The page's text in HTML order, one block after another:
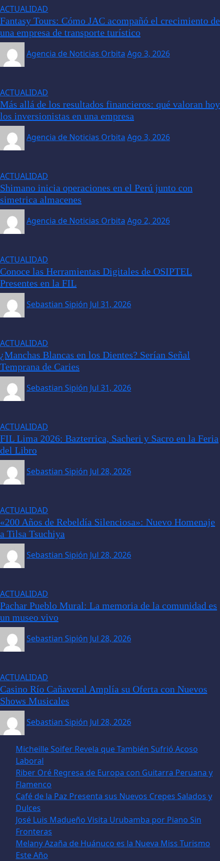
ACTUALIDAD
Fantasy Tours: Cómo JAC acompañó el crecimiento de
una empresa de transporte turístico
Agencia de Noticias Orbita Ago 3, 2026
ACTUALIDAD
Más allá de los resultados financieros: qué valoran hoy
los inversionistas en una empresa
Agencia de Noticias Orbita Ago 3, 2026
ACTUALIDAD
Shimano inicia operaciones en el Perú junto con
simetrica almacenes
Agencia de Noticias Orbita Ago 2, 2026
ACTUALIDAD
Conoce las Herramientas Digitales de OSIPTEL
Presentes en la FIL
Sebastian Sipión Jul 31, 2026
ACTUALIDAD
¿Manchas Blancas en los Dientes? Serían Señal
Temprana de Caries
Sebastian Sipión Jul 31, 2026
ACTUALIDAD
FIL Lima 2026: Bazterrica, Sacheri y Sacro en la Feria
del Libro
Sebastian Sipión Jul 28, 2026
ACTUALIDAD
«200 Años de Rebeldía Silenciosa»: Nuevo Homenaje
a Tilsa Tsuchiya
Sebastian Sipión Jul 28, 2026
ACTUALIDAD
Pachar Pueblo Mural: La memoria de la comunidad es
un museo vivo
Sebastian Sipión Jul 28, 2026
ACTUALIDAD
Casino Río Cañaveral Amplía su Oferta con Nuevos
Shows Musicales
Sebastian Sipión Jul 28, 2026
Micheille Soifer Revela que También Sufrió Acoso
Laboral
Riber Oré Regresa de Europa con Guitarra Peruana y
Flamenco
Café de la Paz Presenta sus Nuevos Crepes Salados y
Dulces
José Luis Madueño Visita Urubamba por Piano Sin
Fronteras
Melany Azaña de Huánuco es la Nueva Miss Turismo
Este Año